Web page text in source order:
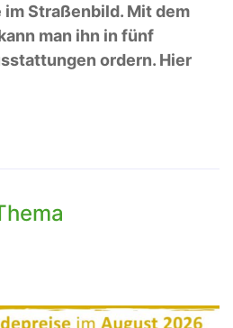
Straßenbild. Mit dem
man ihn in fünf
ordern. Hier